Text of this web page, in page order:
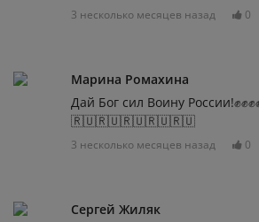
3 несколько месяцев назад 0
Марина Ромахина
Дай Бог сил Воину
🇷🇺🇷🇺🇷🇺🇷🇺🇷🇺
3 несколько месяцев назад 0
Сергей Жиляк